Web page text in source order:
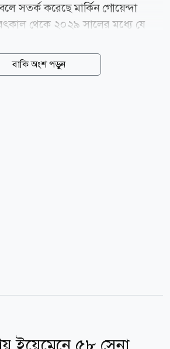
সতর্ক করেছে মার্কিন গোয়েন্দা
থেকে ২০২৯ সালের মধ্যে যে
উত্তেজনা বাড়ানোর চেষ্টা করতে পারে
গোয়েন্দাদের মূল্যায়ন ছিল,
বাকি অংশ পড়ুন